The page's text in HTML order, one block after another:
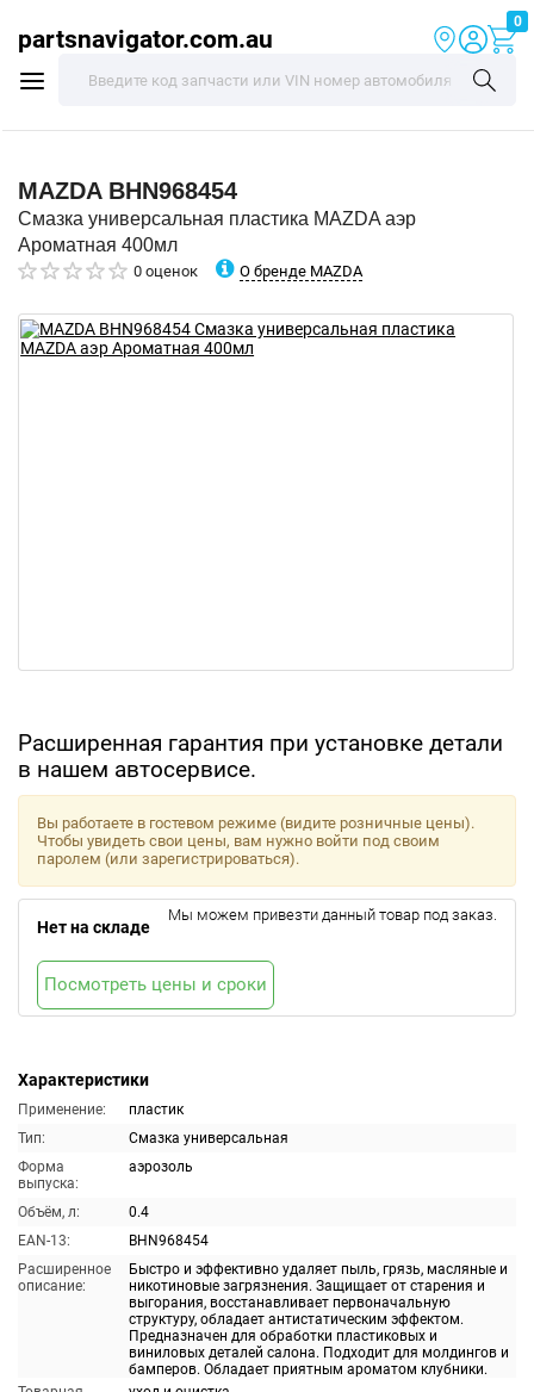
partsnavigator.com.au
0
MAZDA BHN968454
Смазка универсальная пластика MAZDA аэр
Ароматная 400мл
0 оценок О бренде MAZDA
Расширенная гарантия при установке детали
в нашем автосервисе.
Характеристики
Применение:
пластик
Тип:
Смазка универсальная
Форма
выпуска:
аэрозоль
Объём, л:
0.4
EAN-13:
BHN968454
Расширенное
описание:
Быстро и эффективно удаляет пыль, грязь, масляные и
никотиновые загрязнения. Защищает от старения и
выгорания, восстанавливает первоначальную
структуру, обладает антистатическим эффектом.
Предназначен для обработки пластиковых и
виниловых деталей салона. Подходит для молдингов и
бамперов. Обладает приятным ароматом клубники.
Вы работаете в гостевом режиме (видите розничные цены).
Чтобы увидеть свои цены, вам нужно войти под своим
паролем (или зарегистрироваться).
Нет на складе
Мы можем привезти данный товар под заказ.
Посмотреть цены и сроки